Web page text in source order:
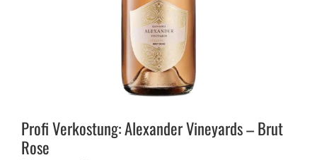
Profi Verkostung: Alexander Vineyards – Brut
Rose